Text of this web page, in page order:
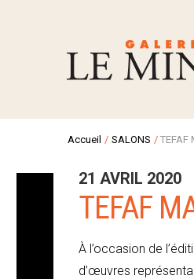
Accueil / SALONS / TEFAF
21 AVRIL 2020
TEFAF
À l’occasion de
d’œuvres